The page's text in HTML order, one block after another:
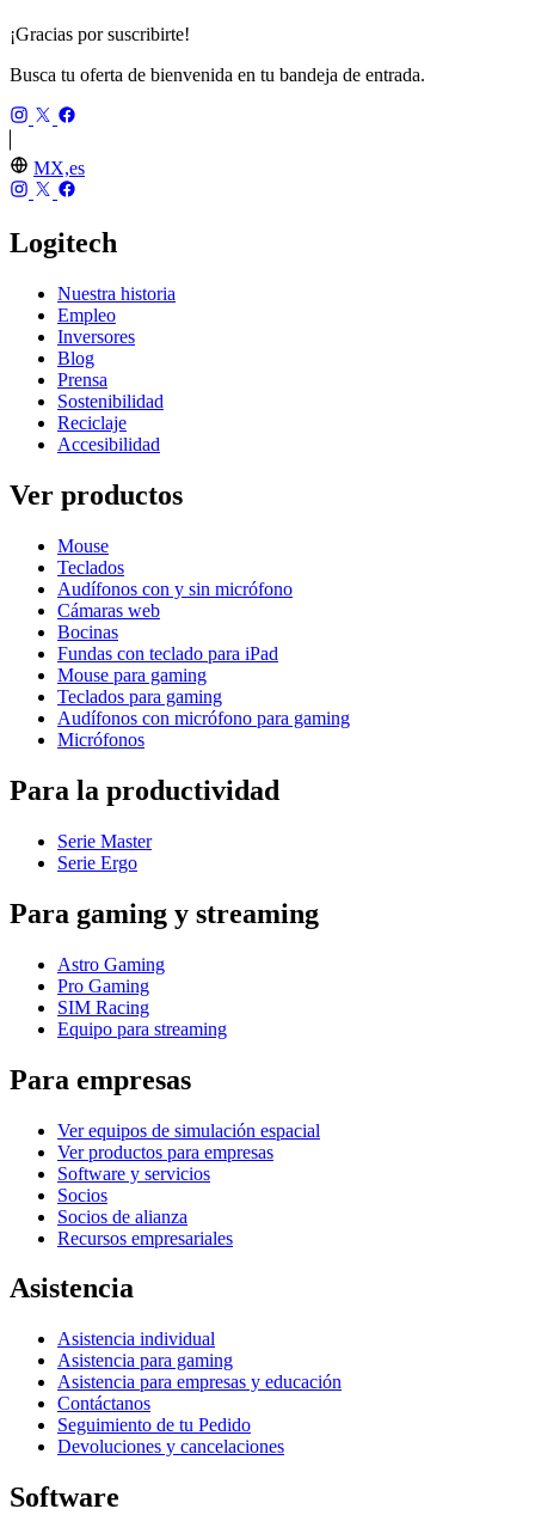
¡Gracias por suscribirte!
Busca tu oferta de bienvenida en tu bandeja de entrada.
MX,es
Logitech
Nuestra historia
Empleo
Inversores
Blog
Prensa
Sostenibilidad
Reciclaje
Accesibilidad
Ver productos
Mouse
Teclados
Audífonos con y sin micrófono
Cámaras web
Bocinas
Fundas con teclado para iPad
Mouse para gaming
Teclados para gaming
Audífonos con micrófono para gaming
Micrófonos
Para la productividad
Serie Master
Serie Ergo
Para gaming y streaming
Astro Gaming
Pro Gaming
SIM Racing
Equipo para streaming
Para empresas
Ver equipos de simulación espacial
Ver productos para empresas
Software y servicios
Socios
Socios de alianza
Recursos empresariales
Asistencia
Asistencia individual
Asistencia para gaming
Asistencia para empresas y educación
Contáctanos
Seguimiento de tu Pedido
Devoluciones y cancelaciones
Software